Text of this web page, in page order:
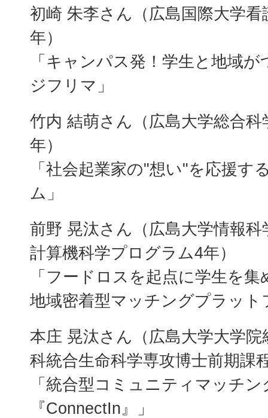
初崎 朱李さん（広島国際大学看
年）
「キャンパス発！学生と地域
ジフリマ」
竹内 結萌さん（広島大学総合科
年）
「社会起業家の"想い"を応援す
ム」
前野 晃汰さん（広島大学情報科
計算機科学プログラム4年）
「フードロスを起点に学生を
地域密着型マッチングプラット
本庄 晃汰さん（広島大学大学院
科統合生命科学専攻博士前期課
「統合型コミュニティマッチ
『ConnectIn』」